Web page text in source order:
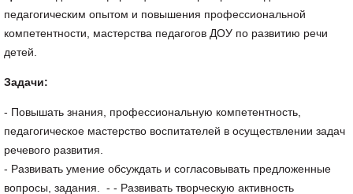
педагогическим опытом и повышения профессиональной
компетентности, мастерства педагогов ДОУ по развитию речи
детей.
Задачи:
- Повышать знания, профессиональную компетентность,
педагогическое мастерство воспитателей в осуществлении задач
речевого развития.
- Развивать умение обсуждать и согласовывать предложенные
вопросы, задания. - - Развивать творческую активность